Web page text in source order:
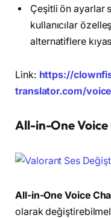
Çeşitli ön ayarlar
kullanıcılar
alternatiflere
Link: https://
translator.com/
All-in-One Voice
All-in-One Voice
olarak